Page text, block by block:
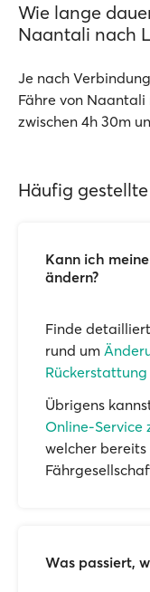
Wie lange
Naantali nach
Je nach
Fähre von
zwischen 4h 30m
Häufig
Kann ich
ändern?
Finde
rund um
Übrigens
Online-Service
welcher
Was passiert,